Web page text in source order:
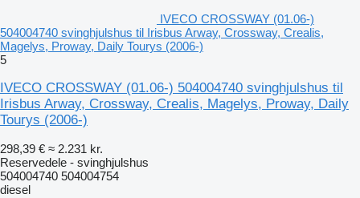
IVECO CROSSWAY (01.06-)
504004740 svinghjulshus til Irisbus Arway, Crossway, Crealis,
Magelys, Proway, Daily Tourys (2006-)
5
IVECO CROSSWAY (01.06-) 504004740 svinghjulshus til
Irisbus Arway, Crossway, Crealis, Magelys, Proway, Daily
Tourys (2006-)
298,39 € ≈ 2.231 kr.
Reservedele - svinghjulshus
504004740 504004754
diesel